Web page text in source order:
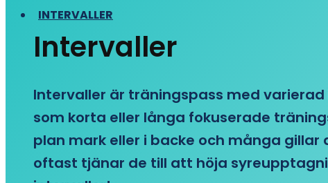
INTERVALLER
Intervaller
Intervaller är träningspass med
som korta eller långa fokuserade
plan mark eller i backe och många
oftast tjänar de till att höja